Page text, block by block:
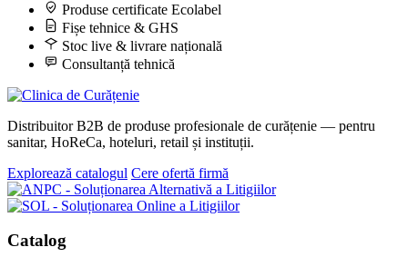
Produse certificate Ecolabel
Fișe tehnice & GHS
Stoc live & livrare națională
Consultanță tehnică
Distribuitor B2B de produse profesionale de curățenie — pentru
sanitar, HoReCa, hoteluri, retail și instituții.
Explorează catalogul Cere ofertă firmă
Catalog